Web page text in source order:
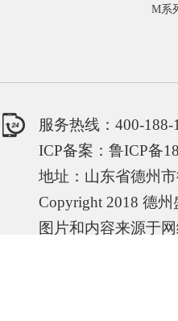
M系
服务热线：400-
ICP备案：鲁ICP备
地址：山东省德州
Copyright 2018 德
图片和内容来源于